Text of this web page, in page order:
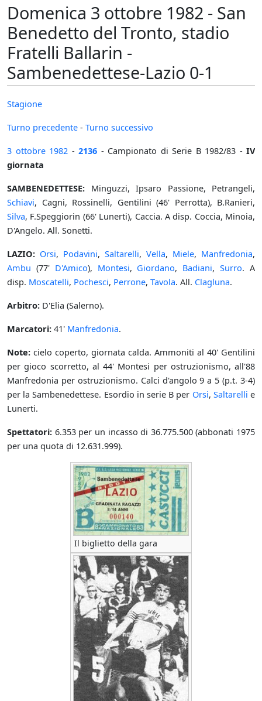
Domenica 3 ottobre 1982 - San
Benedetto del Tronto, stadio
Fratelli Ballarin -
Sambenedettese-Lazio 0-1
Stagione
Turno precedente - Turno successivo
3 ottobre 1982 - 2136 - Campionato di Serie B 1982/83 - IV
giornata
SAMBENEDETTESE: Minguzzi, Ipsaro Passione, Petrangeli,
Schiavi, Cagni, Rossinelli, Gentilini (46' Perrotta), B.Ranieri,
Silva, F.Speggiorin (66' Lunerti), Caccia. A disp. Coccia, Minoia,
D'Angelo. All. Sonetti.
LAZIO: Orsi, Podavini, Saltarelli, Vella, Miele, Manfredonia,
Ambu (77' D'Amico), Montesi, Giordano, Badiani,Surro. A
disp. Moscatelli, Pochesci, Perrone, Tavola. All. Clagluna.
Arbitro: D'Elia (Salerno).
Marcatori: 41' Manfredonia.
Note: cielo coperto, giornata calda. Ammoniti al 40' Gentilini
per gioco scorretto, al 44' Montesi per ostruzionismo, all'88
Manfredonia per ostruzionismo. Calci d'angolo 9 a 5 (p.t. 3-4)
per la Sambenedettese. Esordio in serie B per Orsi, Saltarelli e
Lunerti.
Spettatori: 6.353 per un incasso di 36.775.500 (abbonati 1975
per una quota di 12.631.999).
Il biglietto della gara